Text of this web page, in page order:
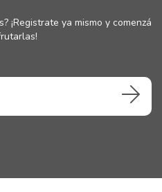
¡Registrate ya mismo y comenzá